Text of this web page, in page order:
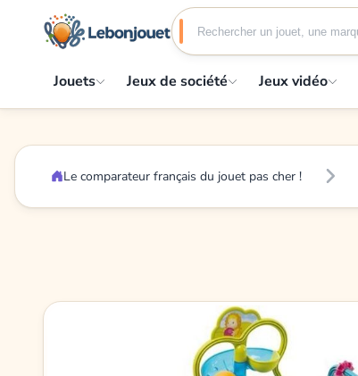
Jouets Jeux de société Jeux vidéo
Le comparateur français du jouet pas cher !